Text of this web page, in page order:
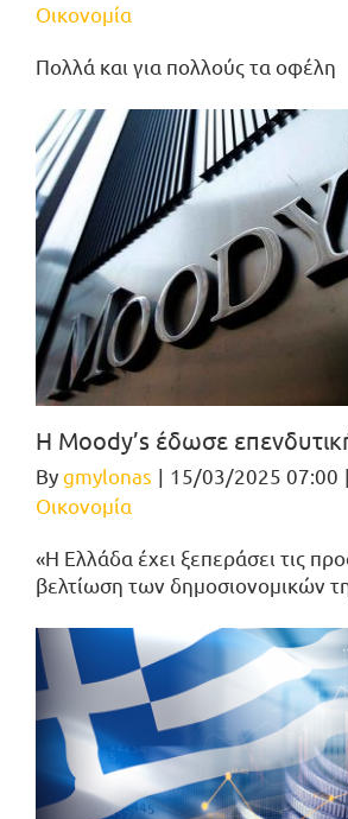
Οικονομία
Πολλά και για πολλούς τα οφέλη
H Moody’s έδωσε
Bygmylonas | 15/03/2025 07:00 |
Οικονομία
«Η Ελλάδα έχει ξεπεράσει τις
βελτίωση των δημοσιονομικών